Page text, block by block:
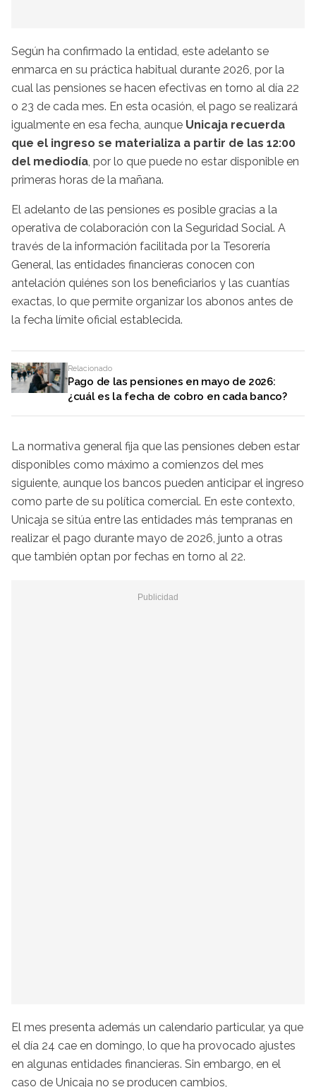
Según ha confirmado la entidad, este adelanto se
enmarca en su práctica habitual durante 2026, por la
cual las pensiones se hacen efectivas en torno al día 22
o 23 de cada mes. En esta ocasión, el pago se realizará
igualmente en esa fecha, aunque Unicaja recuerda
que el ingreso se materializa a partir de las 12:00
del mediodía, por lo que puede no estar disponible en
primeras horas de la mañana.
El adelanto de las pensiones es posible gracias a la
operativa de colaboración con la Seguridad Social. A
través de la información facilitada por la Tesorería
General, las entidades financieras conocen con
antelación quiénes son los beneficiarios y las cuantías
exactas, lo que permite organizar los abonos antes de
la fecha límite oficial establecida.
Relacionado
Pago de las pensiones en mayo de 2026:
¿cuál es la fecha de cobro en cada banco?
La normativa general fija que las pensiones deben estar
disponibles como máximo a comienzos del mes
siguiente, aunque los bancos pueden anticipar el ingreso
como parte de su política comercial. En este contexto,
Unicaja se sitúa entre las entidades más tempranas en
realizar el pago durante mayo de 2026, junto a otras
que también optan por fechas en torno al 22.
El mes presenta además un calendario particular, ya que
el día 24 cae en domingo, lo que ha provocado ajustes
en algunas entidades financieras. Sin embargo, en el
caso de Unicaja no se producen cambios,